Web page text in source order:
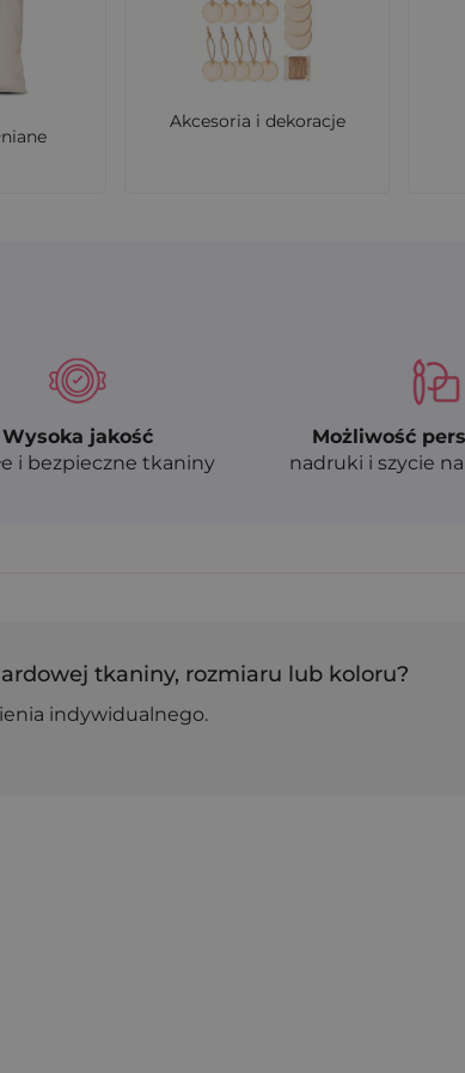
Akcesoria i dekoracje
Wysoka jakość
i bezpieczne tkaniny
Możliwość
nadruki i szycie
tkaniny, rozmiaru lub koloru?
indywidualnego.